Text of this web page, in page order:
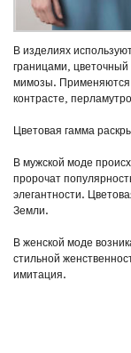
В изделиях
границами,
мимозы. Применяются
контрасте,
Цветовая гамма
В мужской моде
пророчат
элегантности.
Земли.
В женской моде
стильной
имитация.